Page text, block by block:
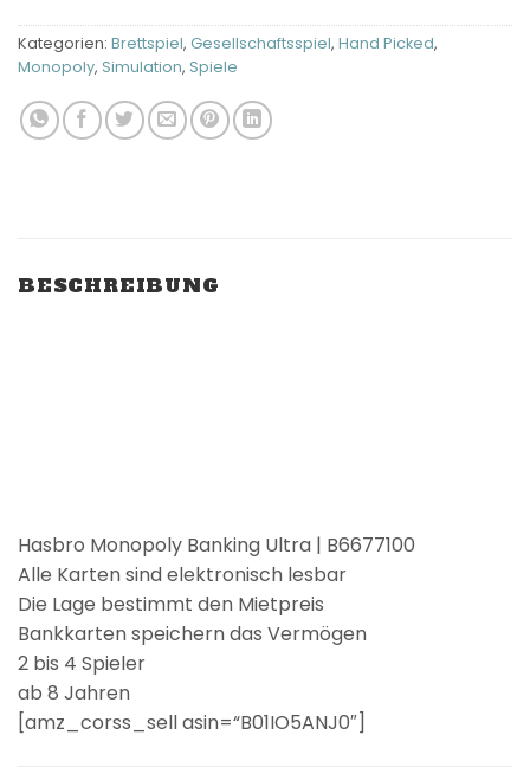
Kategorien: Brettspiel, Gesellschaftsspiel, Hand Picked,
Monopoly, Simulation, Spiele
BESCHREIBUNG
Hasbro Monopoly Banking Ultra | B6677100
Alle Karten sind elektronisch lesbar
Die Lage bestimmt den Mietpreis
Bankkarten speichern das Vermögen
2 bis 4 Spieler
ab 8 Jahren
[amz_corss_sell asin=“B01IO5ANJ0″]